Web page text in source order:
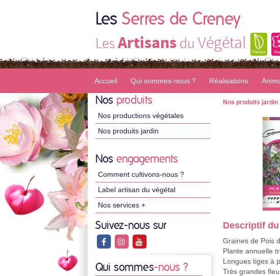
Les Serres de Creney
LesArtisans du Végétal
Accueil Qui sommes-nous ? Réalisations
Nos produits
Nos productions végétales
Nos produits jardin
Nos engagements
Comment cultivons-nous ?
Label artisan du végétal
Nos services +
Suivez-nous sur
Qui sommes-nous ?
Nos produits jardin
Descriptif
Graines de Pois
Plante annuelle
Longues tiges à
Très grandes